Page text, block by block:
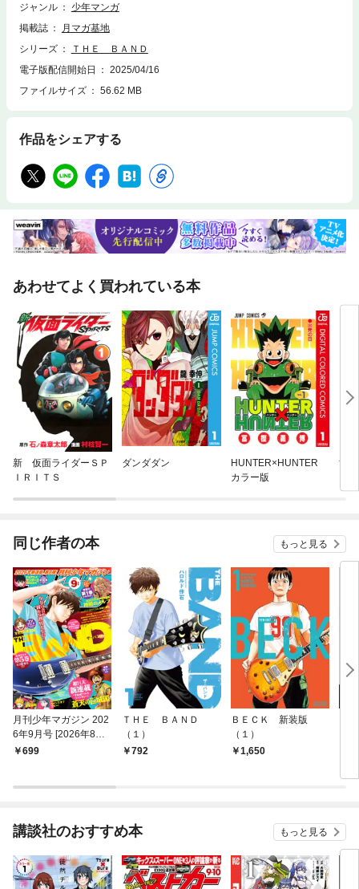
ジャンル
少年マンガ
掲載誌
月マガ基地
シリーズ
ＴＨＥ ＢＡＮＤ
電子版配信開始日
2025/04/16
ファイルサイズ
56.62 MB
作品をシェアする
あわせてよく買われている本
新 仮面ライダーＳＰ
ＩＲＩＴＳ
ダンダダン
HUNTER×HUNTER
カラー版
黄
同じ作者の本 もっと見る
月刊少年マガジン 202
6年9月号 [2026年8月6
日発売]
699
ＴＨＥ ＢＡＮＤ
（１）
792
ＢＥＣＫ 新装版
（１）
1,650
講談社のおすすめ本 もっと見る